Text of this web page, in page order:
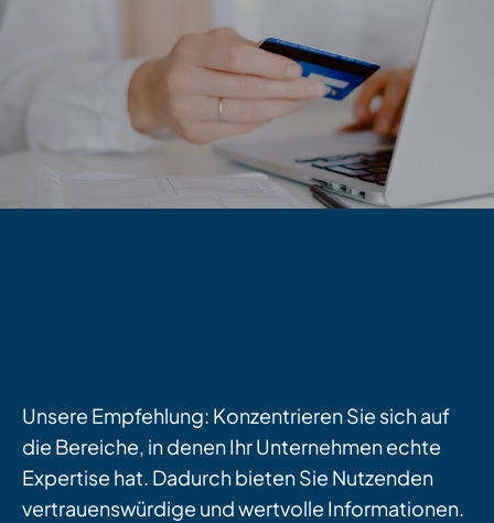
Unsere Empfehlung: Konzentrieren Sie sich auf
die Bereiche, in denen Ihr Unternehmen echte
Expertise hat. Dadurch bieten Sie Nutzenden
vertrauenswürdige und wertvolle Informationen.